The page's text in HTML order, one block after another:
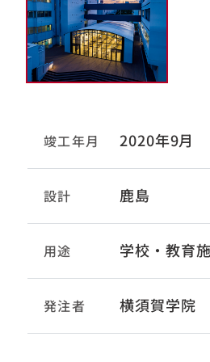
竣工年月 2020年9月
設計 鹿島
用途 学校・教育
発注者 横須賀学院